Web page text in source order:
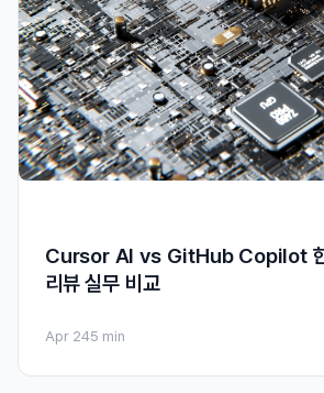
Cursor AI vs GitHub Copilot 한
리뷰 실무 비교
Apr 245 min